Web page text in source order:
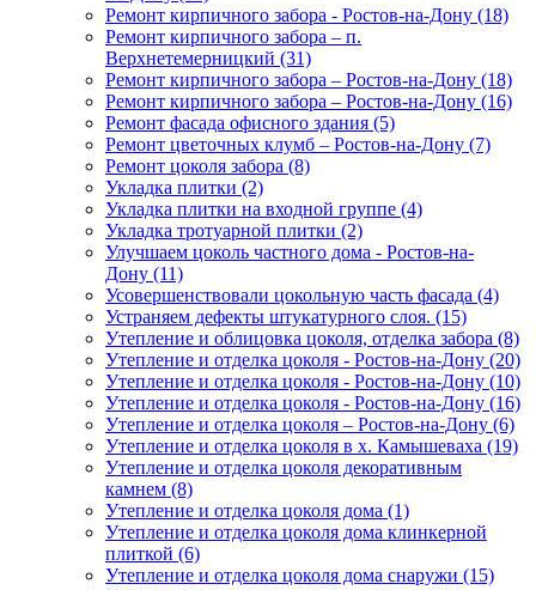
Ремонт кирпичного забора - Ростов-на-Дону (18)
Ремонт кирпичного забора – п.
Верхнетемерницкий (31)
Ремонт кирпичного забора – Ростов-на-Дону (18)
Ремонт кирпичного забора – Ростов-на-Дону (16)
Ремонт фасада офисного здания (5)
Ремонт цветочных клумб – Ростов-на-Дону (7)
Ремонт цоколя забора (8)
Укладка плитки (2)
Укладка плитки на входной группе (4)
Укладка тротуарной плитки (2)
Улучшаем цоколь частного дома - Ростов-на-
Дону (11)
Усовершенствовали цокольную часть фасада (4)
Устраняем дефекты штукатурного слоя. (15)
Утепление и облицовка цоколя, отделка забора (8)
Утепление и отделка цоколя - Ростов-на-Дону (20)
Утепление и отделка цоколя - Ростов-на-Дону (10)
Утепление и отделка цоколя - Ростов-на-Дону (16)
Утепление и отделка цоколя – Ростов-на-Дону (6)
Утепление и отделка цоколя в х. Камышеваха (19)
Утепление и отделка цоколя декоративным
камнем (8)
Утепление и отделка цоколя дома (1)
Утепление и отделка цоколя дома клинкерной
плиткой (6)
Утепление и отделка цоколя дома снаружи (15)